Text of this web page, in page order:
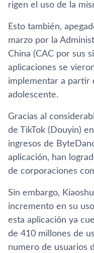
rigen el uso de la
Esto también,
marzo por la
China (CAC por sus
aplicaciones se
implementar a partir
adolescente.
Gracias al
de TikTok (Douyin)
ingresos de
aplicación, han
de corporaciones
Sin embargo,
incremento en su
esta aplicación ya
de 410 millones de
numero de usuarios